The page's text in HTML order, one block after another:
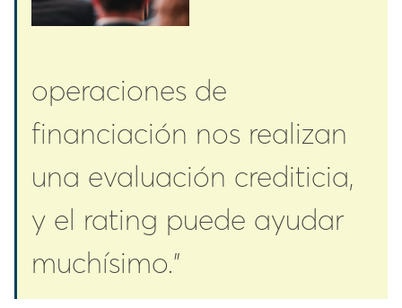
operaciones de
financiación nos realizan
una evaluación crediticia,
y el rating puede ayudar
muchísimo.”